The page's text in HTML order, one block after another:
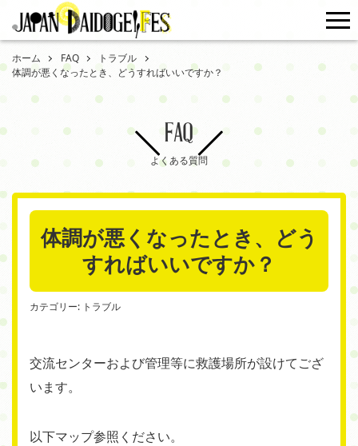
ホーム FAQ
トラブル
体調が悪くなったとき、どうすればいいですか？
FAQ
よくある質問
体調が悪くなったとき、どう
すればいいですか？
カテゴリー: トラブル
交流センターおよび管理等に救護場所が設けてござ
います。
以下マップ参照ください。